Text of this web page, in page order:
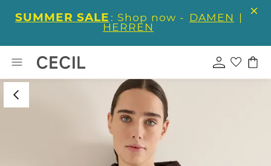
SUMMER SALE : Shop now - DAMEN |
HERREN